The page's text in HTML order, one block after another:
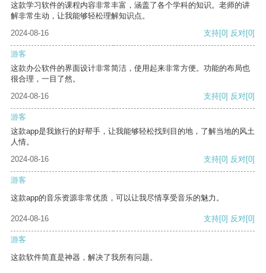
这款学习软件的课程内容非常丰富，涵盖了各个学科的知识。老师的讲
解非常生动，让我能够轻松理解知识点。
2024-08-16
支持[0] 反对[0]
游客
这款办公软件的界面设计非常简洁，使用起来非常方便。功能的布局也
很合理，一目了然。
2024-08-16
支持[0] 反对[0]
游客
这款app是我旅行的好帮手，让我能够轻松找到目的地，了解当地的风土
人情。
2024-08-16
支持[0] 反对[0]
游客
这款app的音乐资源非常优质，可以让我尽情享受音乐的魅力。
2024-08-16 支持[0] 反对[0]
游客
这款软件简直是神器，解决了我所有问题。